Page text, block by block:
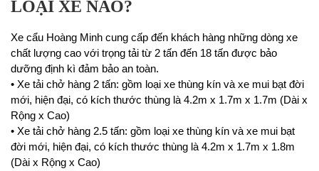
LOẠI XE NÀO?
Xe cẩu Hoàng Minh cung cấp đến khách hàng những dòng xe
chất lượng cao với trọng tải từ 2 tấn đến 18 tấn được bảo
dưỡng định kì đảm bảo an toàn.
• Xe tải chở hàng 2 tấn: gồm loại xe thùng kín và xe mui bạt đời
mới, hiện đại, có kích thước thùng là 4.2m x 1.7m x 1.7m (Dài x
Rộng x Cao)
• Xe tải chở hàng 2.5 tấn: gồm loại xe thùng kín và xe mui bạt
đời mới, hiện đại, có kích thước thùng là 4.2m x 1.7m x 1.8m
(Dài x Rộng x Cao)